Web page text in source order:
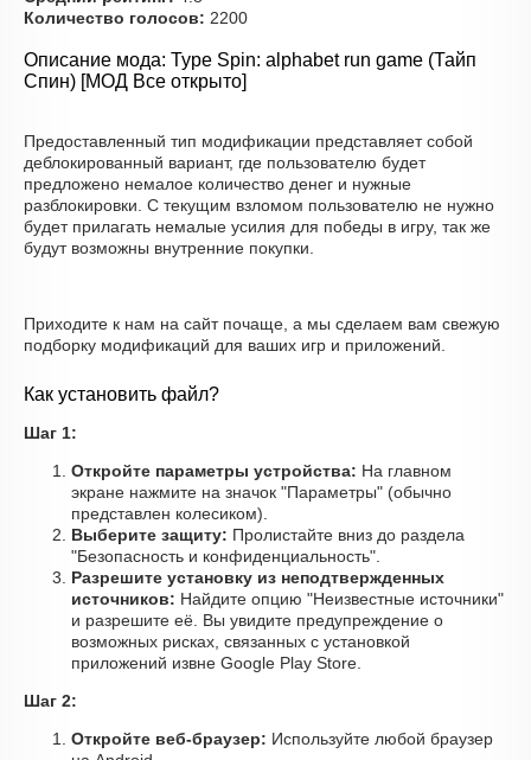
Количество голосов: 2200
Описание мода: Type Spin: alphabet run game (Тайп
Спин) [МОД Все открыто]
Предоставленный тип модификации представляет собой
деблокированный вариант, где пользователю будет
предложено немалое количество денег и нужные
разблокировки. С текущим взломом пользователю не нужно
будет прилагать немалые усилия для победы в игру, так же
будут возможны внутренние покупки.
Приходите к нам на сайт почаще, а мы сделаем вам свежую
подборку модификаций для ваших игр и приложений.
Как установить файл?
Шаг 1:
Откройте параметры устройства: На главном
экране нажмите на значок "Параметры" (обычно
представлен колесиком).
Выберите защиту: Пролистайте вниз до раздела
"Безопасность и конфиденциальность".
Разрешите установку из неподтвержденных
источников: Найдите опцию "Неизвестные источники"
и разрешите её. Вы увидите предупреждение о
возможных рисках, связанных с установкой
приложений извне Google Play Store.
Шаг 2:
Откройте веб-браузер: Используйте любой браузер